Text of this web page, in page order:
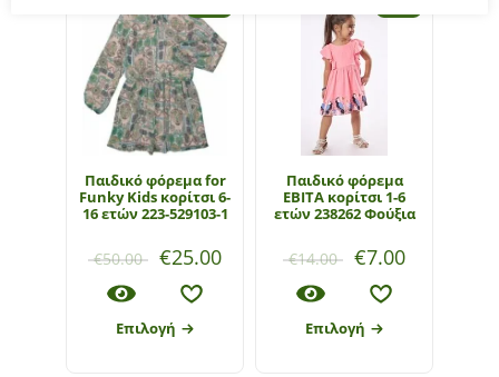
Παιδικό φόρεμα for
Funky Kids κορίτσι 6-
16 ετών 223-529103-1
€50.00 €25.00
Επιλογή
Παιδικό φόρεμα
ΕΒΙΤΑ κορίτσι 1-6
ετών 238262 Φούξια
€14.00 €7.00
Επιλογή